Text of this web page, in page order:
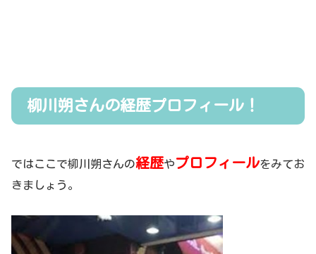
柳川朔さんの経歴プロフィール！
ではここで柳川朔さんの経歴やプロフィールをみてお
きましょう。